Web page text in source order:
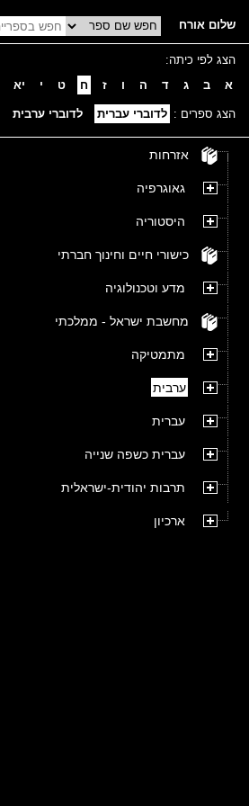
שלום אורח
הצג לפי כיתה:
א
ב ג ד ה ו ז ח ט י יא
הצג ספרים : לדוברי עברית לדוברי ערבית
אזרחות
גאוגרפיה
היסטוריה
כישורי חיים וחינוך חברתי
מדע וטכנולוגיה
מחשבת ישראל - ממלכתי
מתמטיקה
ערבית
עברית
עברית כשפה שנייה
תרבות יהודית-ישראלית
ארכיון